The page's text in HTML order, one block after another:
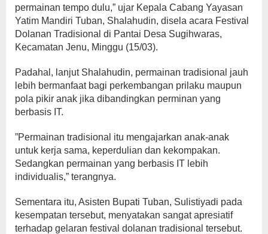
permainan tempo dulu,” ujar Kepala Cabang Yayasan
Yatim Mandiri Tuban, Shalahudin, disela acara Festival
Dolanan Tradisional di Pantai Desa Sugihwaras,
Kecamatan Jenu, Minggu (15/03).
Padahal, lanjut Shalahudin, permainan tradisional jauh
lebih bermanfaat bagi perkembangan prilaku maupun
pola pikir anak jika dibandingkan perminan yang
berbasis IT.
”Permainan tradisional itu mengajarkan anak-anak
untuk kerja sama, keperdulian dan kekompakan.
Sedangkan permainan yang berbasis IT lebih
individualis,” terangnya.
Sementara itu, Asisten Bupati Tuban, Sulistiyadi pada
kesempatan tersebut, menyatakan sangat apresiatif
terhadap gelaran festival dolanan tradisional tersebut.